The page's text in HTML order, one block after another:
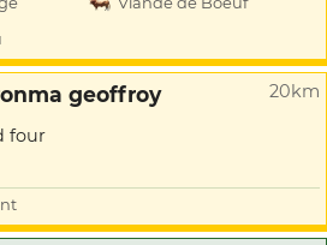
geoffroy 20km
four